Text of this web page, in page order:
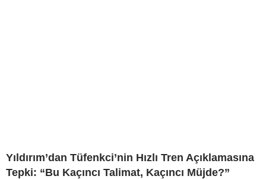
Yıldırım’dan Tüfenkci’nin Hızlı Tren Açıklamasına
Tepki: “Bu Kaçıncı Talimat, Kaçıncı Müjde?”